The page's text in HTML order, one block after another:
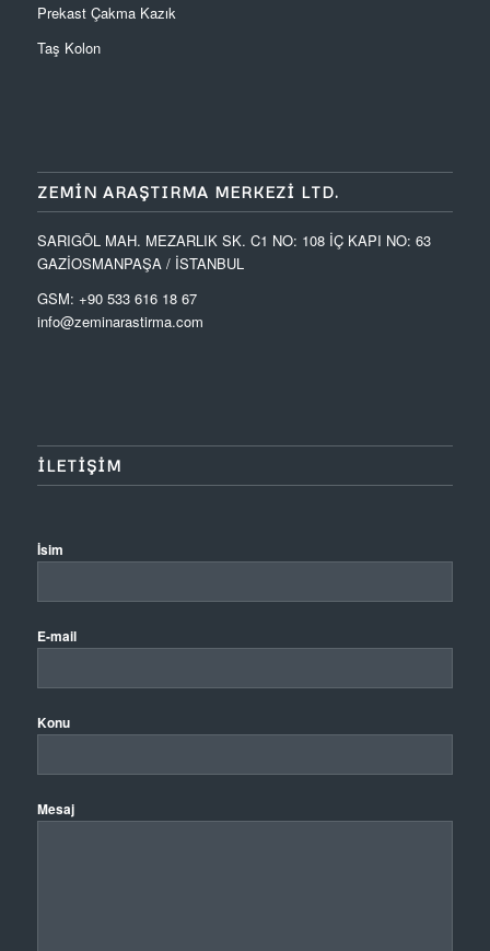
Prekast Çakma Kazık
Taş Kolon
ZEMIN ARAŞTIRMA MERKEZI LTD.
SARIGÖL MAH. MEZARLIK SK. C1 NO: 108 İÇ KAPI NO: 63
GAZİOSMANPAŞA / İSTANBUL
GSM: +90 533 616 18 67
info@zeminarastirma.com
ILETIŞIM
İsim
E-mail
Konu
Mesaj